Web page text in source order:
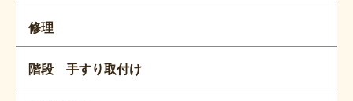
修理
階段 手すり取付け